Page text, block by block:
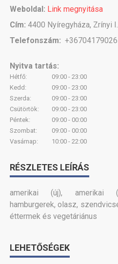
Weboldal: Link megnyitása
Cím: 4400 Nyíregyháza, Zrínyi
Telefonszám: +36704179026
Nyitva tartás:
Hétfő:
09:00 - 23:00
Kedd:
09:00 - 23:00
Szerda:
09:00 - 23:00
Csütörtök:
09:00 - 23:00
Péntek:
09:00 - 00:00
Szombat:
09:00 - 00:00
Vasárnap:
10:00 - 22:00
RÉSZLETES LEÍRÁS
amerikai (új), amerikai
hamburgerek, olasz,
éttermek és vegetáriánus
LEHETŐSÉGEK